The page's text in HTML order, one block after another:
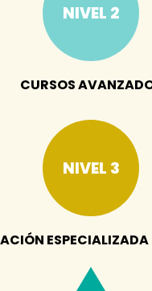
NIVEL 2
CURSOS
NIVEL 3